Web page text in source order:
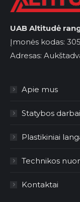
UAB Altitudė
Įmonės kodas:
Adresas:
Apie mus
Statybos darbai
Plastikiniai
Technikos
Kontaktai